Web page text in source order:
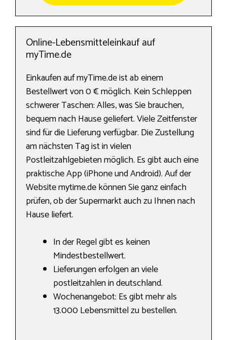
Online-Lebensmitteleinkauf auf
myTime.de
Einkaufen auf myTime.de ist ab einem
Bestellwert von 0 € möglich. Kein Schleppen
schwerer Taschen: Alles, was Sie brauchen,
bequem nach Hause geliefert. Viele Zeitfenster
sind für die Lieferung verfügbar. Die Zustellung
am nächsten Tag ist in vielen
Postleitzahlgebieten möglich. Es gibt auch eine
praktische App (iPhone und Android). Auf der
Website mytime.de können Sie ganz einfach
prüfen, ob der Supermarkt auch zu Ihnen nach
Hause liefert.
In der Regel gibt es keinen
Mindestbestellwert.
Lieferungen erfolgen an viele
postleitzahlen in deutschland.
Wochenangebot: Es gibt mehr als
13.000 Lebensmittel zu bestellen.